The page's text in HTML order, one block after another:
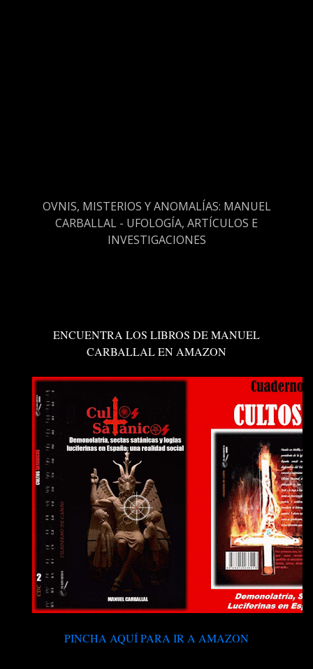
OVNIS, MISTERIOS Y ANOMALÍAS: MANUEL
CARBALLAL - UFOLOGÍA, ARTÍCULOS E
INVESTIGACIONES
ENCUENTRA LOS LIBROS DE MANUEL
CARBALLAL EN AMAZON
PINCHA AQUÍ PARA IR A AMAZON